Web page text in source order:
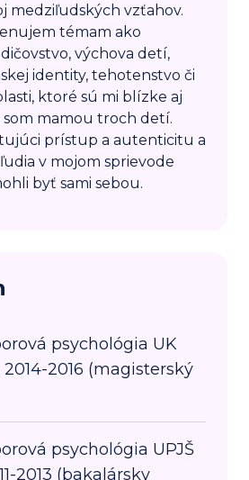
medziľudských vzťahov.
témam ako
výchova detí,
identity, tehotenstvo či
ktoré sú mi blízke aj
som mamou troch detí.
prístup a autenticitu a
v mojom sprievode
byť sami sebou.
psychológia UK
2016 (magisterský
psychológia UPJŠ
2013 (bakalársky